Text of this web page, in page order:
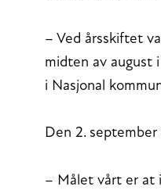
– Ved årsskiftet
midten av august
i Nasjonal
Den 2.
– Målet vårt er at